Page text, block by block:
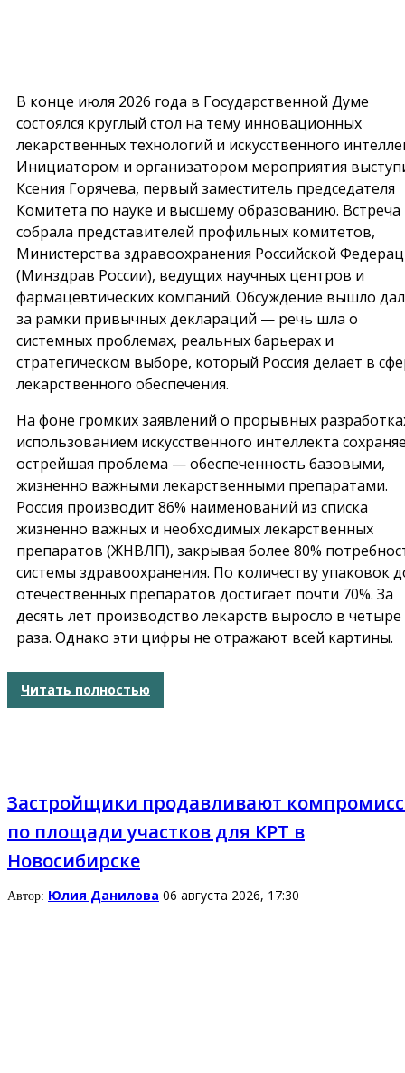
В конце июля 2026 года в Государственной Думе
состоялся круглый стол на тему инновационных
лекарственных технологий и искусственного
Инициатором и организатором мероприятия
Ксения Горячева, первый заместитель председателя
Комитета по науке и высшему образованию. Встреча
собрала представителей профильных комитетов,
Министерства здравоохранения Российской
(Минздрав России), ведущих научных центров и
фармацевтических компаний. Обсуждение вышло
за рамки привычных деклараций — речь шла о
системных проблемах, реальных барьерах и
стратегическом выборе, который Россия делает в
лекарственного обеспечения.
На фоне громких заявлений о прорывных
использованием искусственного интеллекта
острейшая проблема — обеспеченность базовыми,
жизненно важными лекарственными препаратами.
Россия производит 86% наименований из списка
жизненно важных и необходимых лекарственных
препаратов (ЖНВЛП), закрывая более 80%
системы здравоохранения. По количеству упаковок
отечественных препаратов достигает почти 70%. За
десять лет производство лекарств выросло в четыре
раза. Однако эти цифры не отражают всей картины.
Читать полностью
Застройщики продавливают
по площади участков для КРТ в
Новосибирске
Автор: Юлия Данилова 06 августа 2026, 17:30